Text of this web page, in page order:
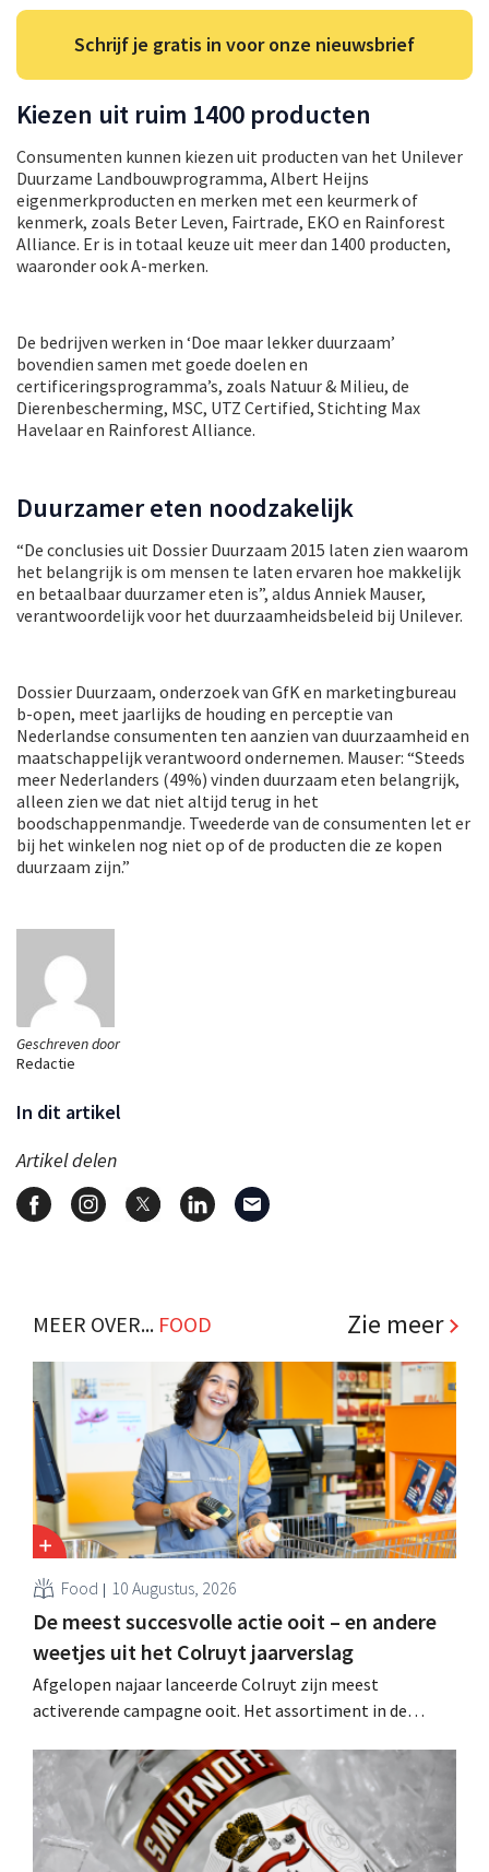
Geschreven door
Redactie
In dit artikel
Artikel delen
Schrijf je gratis in voor onze nieuwsbrief
Kiezen uit ruim 1400 producten
Consumenten kunnen kiezen uit producten van het Unilever
Duurzame Landbouwprogramma, Albert Heijns
eigenmerkproducten en merken met een keurmerk of
kenmerk, zoals Beter Leven, Fairtrade, EKO en Rainforest
Alliance. Er is in totaal keuze uit meer dan 1400 producten,
waaronder ook A-merken.
De bedrijven werken in ‘Doe maar lekker duurzaam’
bovendien samen met goede doelen en
certificeringsprogramma’s, zoals Natuur & Milieu, de
Dierenbescherming, MSC, UTZ Certified, Stichting Max
Havelaar en Rainforest Alliance.
Duurzamer eten noodzakelijk
“De conclusies uit Dossier Duurzaam 2015 laten zien waarom
het belangrijk is om mensen te laten ervaren hoe makkelijk
en betaalbaar duurzamer eten is”, aldus Anniek Mauser,
verantwoordelijk voor het duurzaamheidsbeleid bij Unilever.
Dossier Duurzaam, onderzoek van GfK en marketingbureau
b-open, meet jaarlijks de houding en perceptie van
Nederlandse consumenten ten aanzien van duurzaamheid en
maatschappelijk verantwoord ondernemen. Mauser: “Steeds
meer Nederlanders (49%) vinden duurzaam eten belangrijk,
alleen zien we dat niet altijd terug in het
boodschappenmandje. Tweederde van de consumenten let er
bij het winkelen nog niet op of de producten die ze kopen
duurzaam zijn.”
MEER OVER... FOOD Zie meer
Food 10 Augustus, 2026
De meest succesvolle actie ooit – en andere
weetjes uit het Colruyt jaarverslag
Afgelopen najaar lanceerde Colruyt zijn meest
activerende campagne ooit. Het assortiment in de
uit en een “moorddiner” blijkt de topper onder de
kookworkshops.